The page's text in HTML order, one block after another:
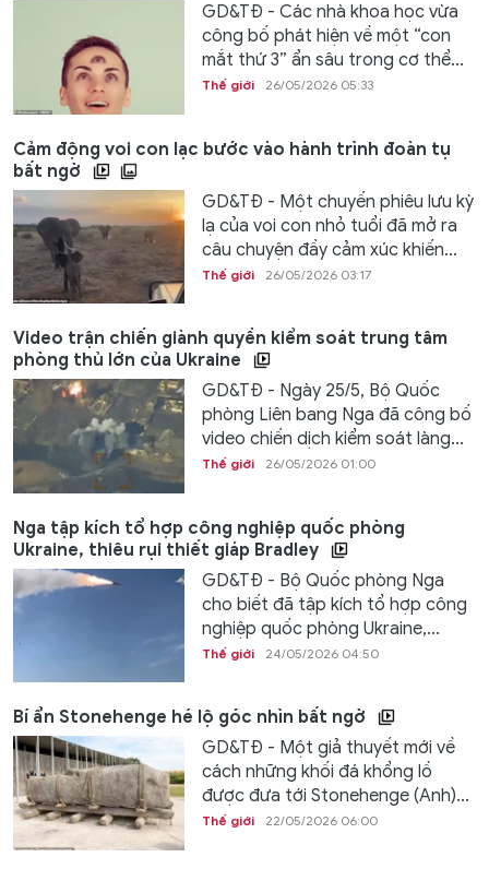
GD&TĐ - Các nhà khoa học vừa
công bố phát hiện về một “con
mắt thứ 3” ẩn sâu trong cơ thể...
Thế giới 26/05/2026 05:33
Cảm động voi con lạc bước vào hành trình đoàn tụ
bất ngờ
GD&TĐ - Một chuyến phiêu lưu kỳ
lạ của voi con nhỏ tuổi đã mở ra
câu chuyện đầy cảm xúc khiến...
Thế giới 26/05/2026 03:17
Video trận chiến giành quyền kiểm soát trung tâm
phòng thủ lớn của Ukraine
GD&TĐ - Ngày 25/5, Bộ Quốc
phòng Liên bang Nga đã công bố
video chiến dịch kiểm soát làng...
Thế giới 26/05/2026 01:00
Nga tập kích tổ hợp công nghiệp quốc phòng
Ukraine, thiêu rụi thiết giáp Bradley
GD&TĐ - Bộ Quốc phòng Nga
cho biết đã tập kích tổ hợp công
nghiệp quốc phòng Ukraine,...
Thế giới 24/05/2026 04:50
Bí ẩn Stonehenge hé lộ góc nhìn bất ngờ
GD&TĐ - Một giả thuyết mới về
cách những khối đá khổng lồ
được đưa tới Stonehenge (Anh)...
Thế giới 22/05/2026 06:00